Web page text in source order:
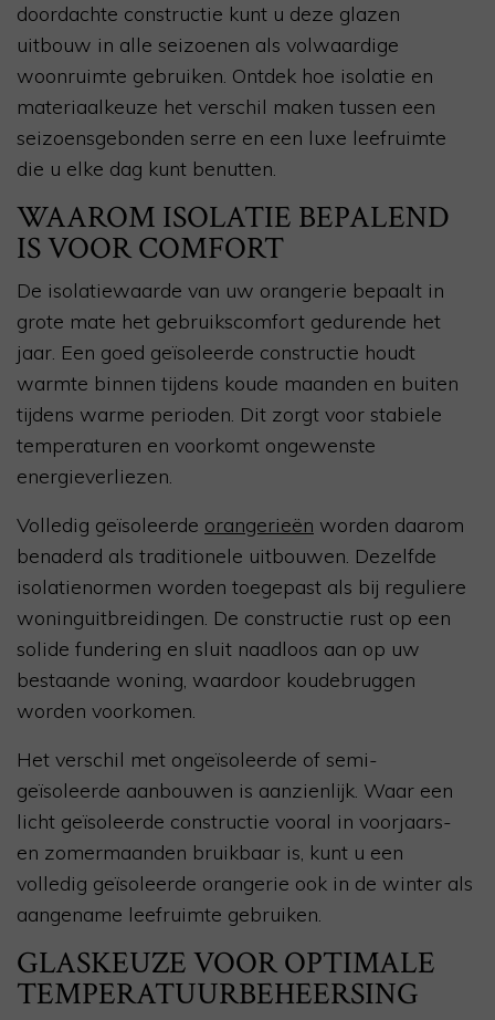
doordachte constructie kunt u deze glazen
uitbouw in alle seizoenen als volwaardige
woonruimte gebruiken. Ontdek hoe isolatie en
materiaalkeuze het verschil maken tussen een
seizoensgebonden serre en een luxe leefruimte
die u elke dag kunt benutten.
WAAROM ISOLATIE BEPALEND
IS VOOR COMFORT
De isolatiewaarde van uw orangerie bepaalt in
grote mate het gebruikscomfort gedurende het
jaar. Een goed geïsoleerde constructie houdt
warmte binnen tijdens koude maanden en buiten
tijdens warme perioden. Dit zorgt voor stabiele
temperaturen en voorkomt ongewenste
energieverliezen.
Volledig geïsoleerde orangerieën worden daarom
benaderd als traditionele uitbouwen. Dezelfde
isolatienormen worden toegepast als bij reguliere
woninguitbreidingen. De constructie rust op een
solide fundering en sluit naadloos aan op uw
bestaande woning, waardoor koudebruggen
worden voorkomen.
Het verschil met ongeïsoleerde of semi-
geïsoleerde aanbouwen is aanzienlijk. Waar een
licht geïsoleerde constructie vooral in voorjaars-
en zomermaanden bruikbaar is, kunt u een
volledig geïsoleerde orangerie ook in de winter als
aangename leefruimte gebruiken.
GLASKEUZE VOOR OPTIMALE
TEMPERATUURBEHEERSING